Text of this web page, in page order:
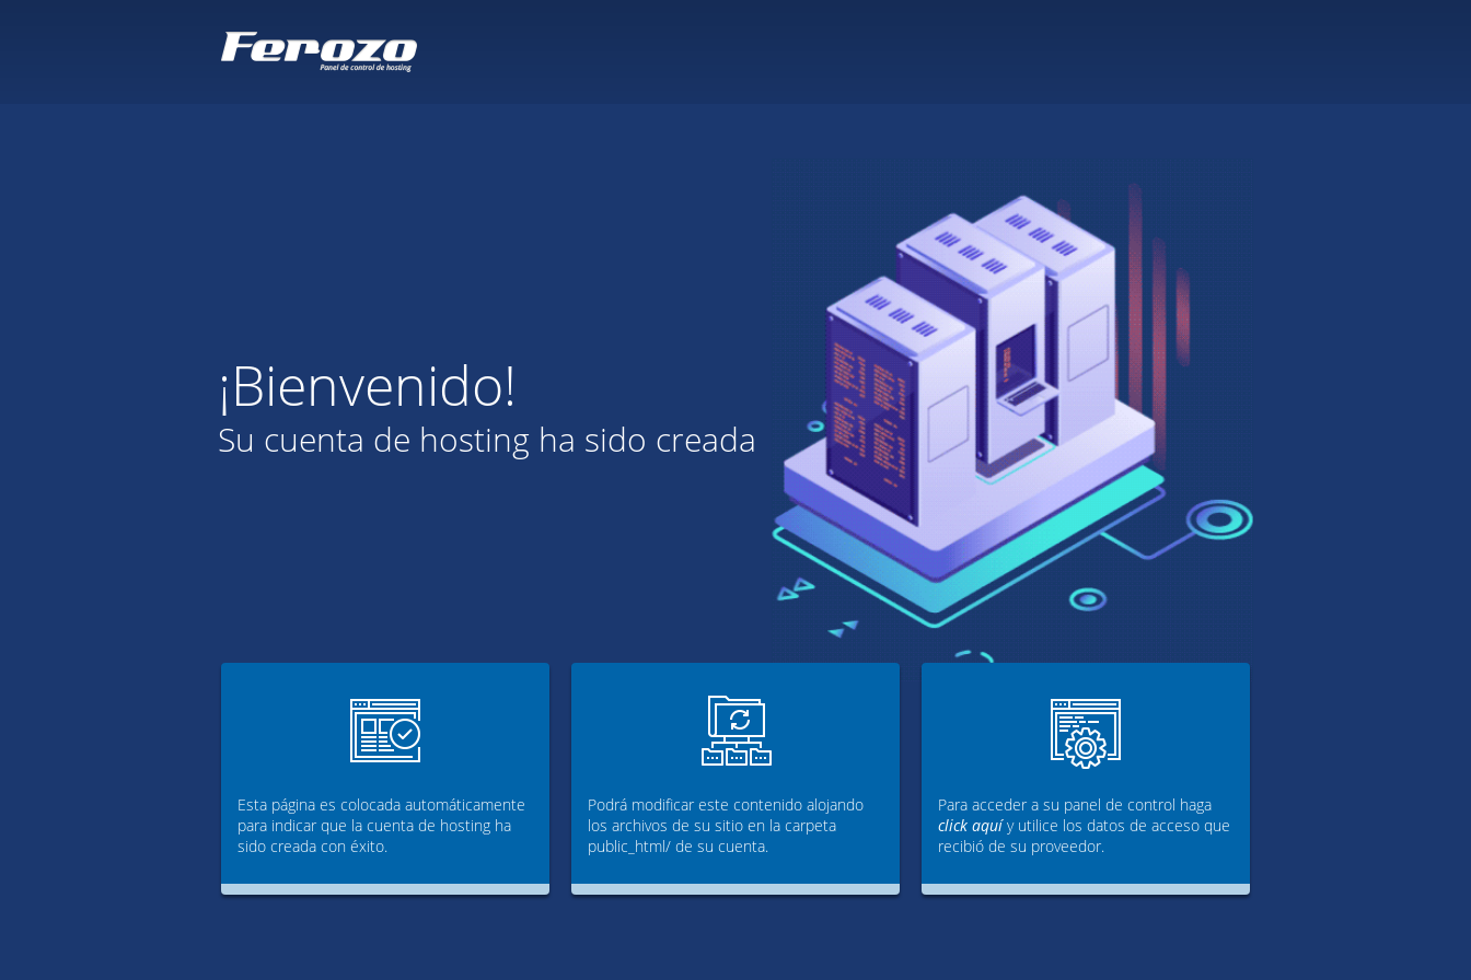
¡Bienvenido!
Su cuenta de hosting ha sido creada
Esta página es colocada automáticamente
para indicar que la cuenta de hosting ha
sido creada con éxito.
Podrá modificar este contenido alojando
los archivos de su sitio en la carpeta
public_html/ de su cuenta.
Para acceder a su panel de control haga
click aquíy utilice los datos de acceso que
recibió de su proveedor.